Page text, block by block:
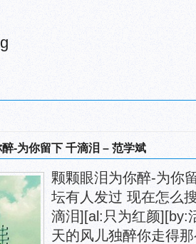
-为你留下 千滴泪 – 范学斌
颗颗眼泪为你醉-为你
坛有人发过 现在怎么
滴泪][al:只为红颜][by:
天的风儿独醉你走得